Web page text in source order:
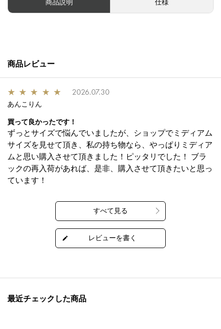
商品説明 仕様
商品レビュー
★ ★ ★ ★ ★ 2026.07.30
あんこりん
買って良かったです！
ずっとサイズで悩んでいましたが、ショップでミディアム
サイズを見せて頂き、私の持ち物なら、やっぱりミディア
ムと思い購入させて頂きました！ピッタリでした！ ブラ
ックの再入荷があれば、是非、購入させて頂きたいと思っ
ています！
最近チェックした商品